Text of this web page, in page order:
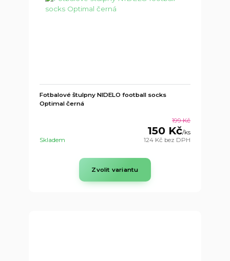
Fotbalové štulpny NIDELO football socks
Optimal černá
199 Kč
150 Kč/ks
124 Kč bez DPH
Skladem
Zvolit variantu